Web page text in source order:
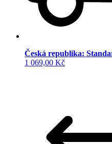
Česká republika:
1 069,00 Kč